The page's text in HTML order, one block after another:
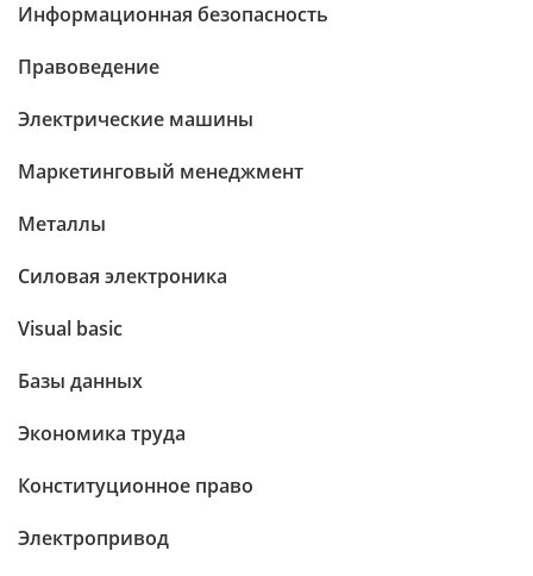
Информационная безопасность
Правоведение
Электрические машины
Маркетинговый менеджмент
Металлы
Силовая электроника
Visual basic
Базы данных
Экономика труда
Конституционное право
Электропривод